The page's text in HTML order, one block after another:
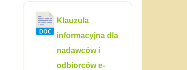
Klauzula
informacyjna dla
nadawców i
odbiorców e-